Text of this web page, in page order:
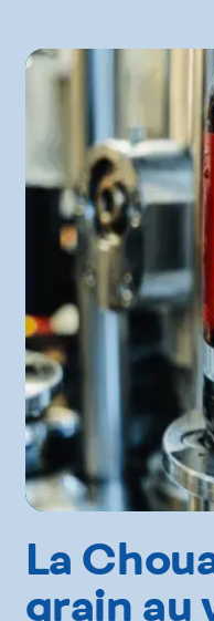
La
grain au